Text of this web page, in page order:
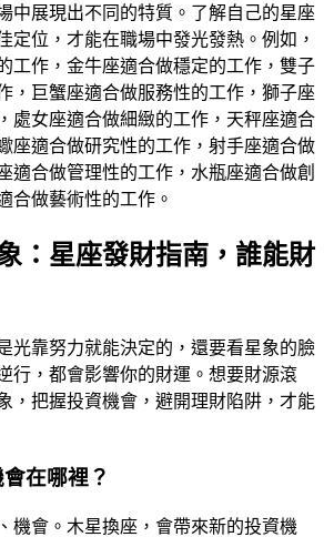
中展現出不同的特質。了解自己的星座
定位，才能在職場中發光發熱。例如，
工作，金牛座適合做穩定的工作，雙子
，巨蟹座適合做服務性的工作，獅子座
處女座適合做細緻的工作，天秤座適合
座適合做研究性的工作，射手座適合做
適合做管理性的工作，水瓶座適合做創
合做藝術性的工作。
：星座發財指南，誰能財
光靠努力就能決定的，還要看星象的臉
行，都會影響你的財運。想要財源滾
，把握投資機會，避開理財陷阱，才能
在哪裡？
機會。木星換座，會帶來新的投資機